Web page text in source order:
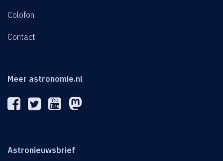
Colofon
Contact
Meer astronomie.nl
Astronieuwsbrief